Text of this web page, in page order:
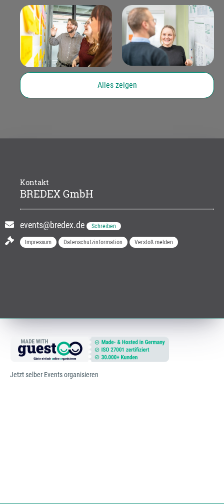
Alles zeigen
Kontakt
BREDEX GmbH
events@bredex.de Schreiben
Impressum Datenschutzinformation Verstoß melden
Jetzt selber Events organisieren